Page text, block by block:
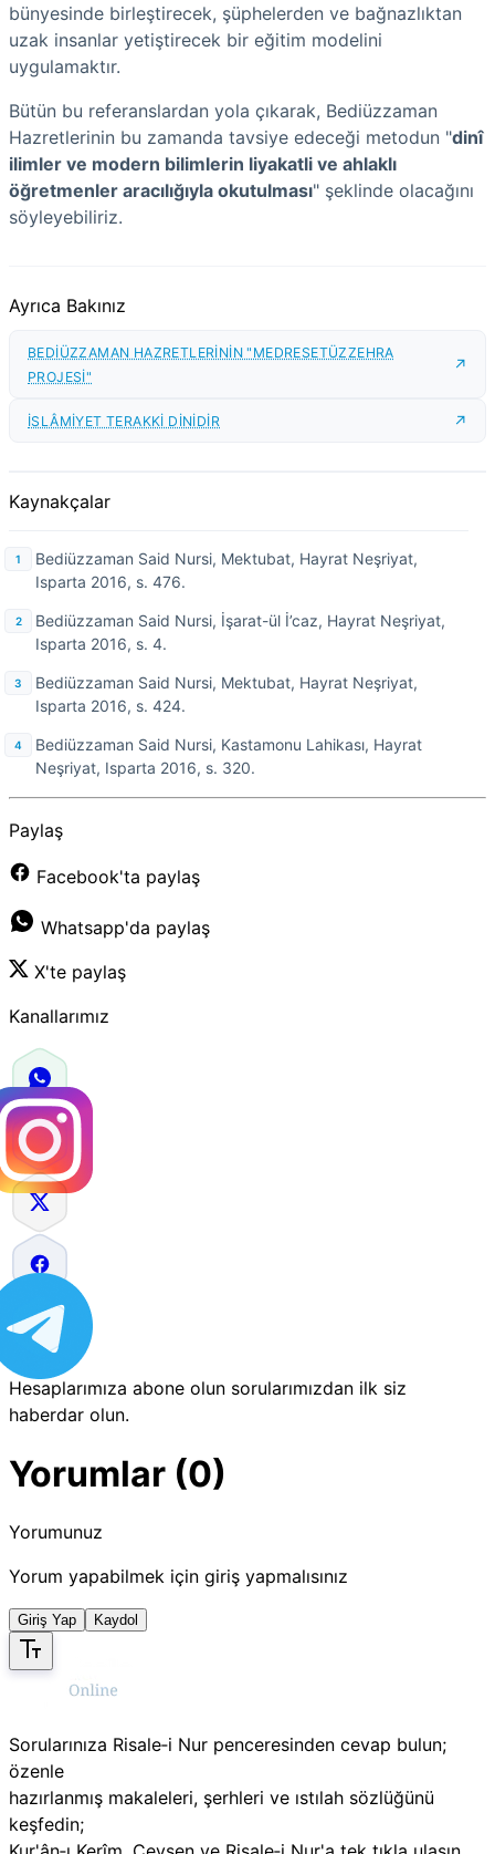
bünyesinde birleştirecek, şüphelerden ve bağnazlıktan
uzak insanlar yetiştirecek bir eğitim modelini
uygulamaktır.
Bütün bu referanslardan yola çıkarak, Bediüzzaman
Hazretlerinin bu zamanda tavsiye edeceği metodun "dinî
ilimler ve modern bilimlerin liyakatli ve ahlaklı
öğretmenler aracılığıyla okutulması" şeklinde olacağını
söyleyebiliriz.
Ayrıca Bakınız
BEDİÜZZAMAN HAZRETLERİNİN "MEDRESETÜZZEHRA
PROJESİ"
İSLÂMİYET TERAKKİ DİNİDİR
Kaynakçalar
Bediüzzaman Said Nursi, Mektubat, Hayrat Neşriyat,
Isparta 2016, s. 476.
Bediüzzaman Said Nursi, İşarat-ül İ’caz, Hayrat Neşriyat,
Isparta 2016, s. 4.
Bediüzzaman Said Nursi, Mektubat, Hayrat Neşriyat,
Isparta 2016, s. 424.
Bediüzzaman Said Nursi, Kastamonu Lahikası, Hayrat
Neşriyat, Isparta 2016, s. 320.
Paylaş
Facebook'ta paylaş
Whatsapp'da paylaş
X'te paylaş
Kanallarımız
Hesaplarımıza abone olun sorularımızdan ilk siz
haberdar olun.
Yorumlar (0)
Yorumunuz
Yorum yapabilmek için giriş yapmalısınız
Giriş Yap Kaydol
Sorularınıza Risale‑i Nur penceresinden cevap bulun;
özenle
hazırlanmış makaleleri, şerhleri ve ıstılah sözlüğünü
keşfedin;